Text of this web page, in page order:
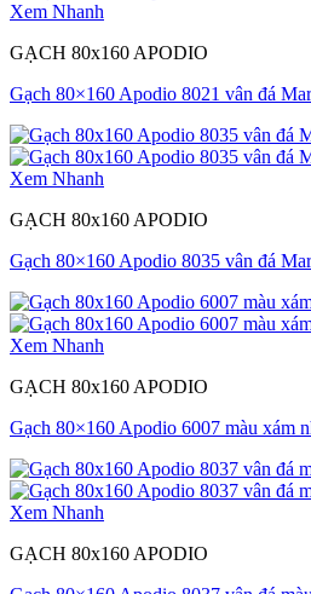
Xem Nhanh
GẠCH 80x160 APODIO
Gạch 80×160 Apodio 8021 vân đá
Xem Nhanh
GẠCH 80x160 APODIO
Gạch 80×160 Apodio 8035 vân đá
Xem Nhanh
GẠCH 80x160 APODIO
Gạch 80×160 Apodio 6007 màu xám
Xem Nhanh
GẠCH 80x160 APODIO